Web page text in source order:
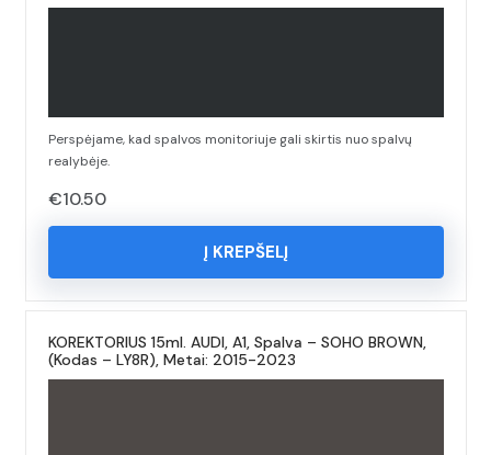
Perspėjame, kad spalvos monitoriuje gali skirtis nuo spalvų
realybėje.
€10.50
Į KREPŠELĮ
KOREKTORIUS 15ml. AUDI, A1, Spalva – SOHO BROWN,
(Kodas – LY8R), Metai: 2015-2023